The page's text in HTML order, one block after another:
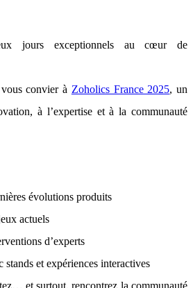
jours exceptionnels au cœur de
convier à Zoholics France 2025, un
à l’expertise et à la communauté
évolutions produits
actuels
d’experts
stands et expériences interactives
et surtout, rencontrez la communauté